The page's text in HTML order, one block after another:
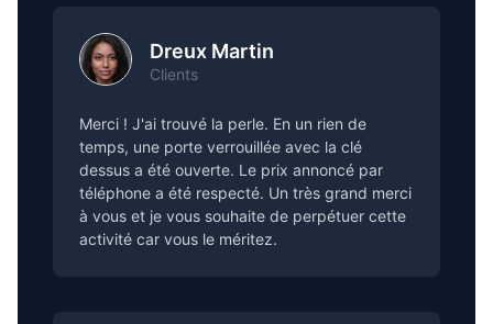
Dreux Martin
Clients
Merci ! J'ai trouvé la perle. En un rien de
temps, une porte verrouillée avec la clé
dessus a été ouverte. Le prix annoncé par
téléphone a été respecté. Un très grand merci
à vous et je vous souhaite de perpétuer cette
activité car vous le méritez.